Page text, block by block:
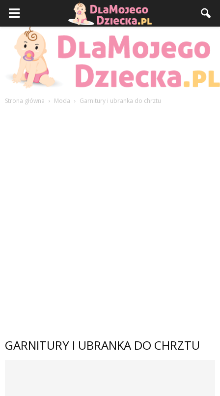
Strona główna Moda Garnitury i ubranka do chrztu
GARNITURY I UBRANKA DO CHRZTU